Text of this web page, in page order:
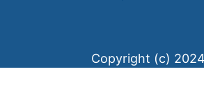
Copyright (c)